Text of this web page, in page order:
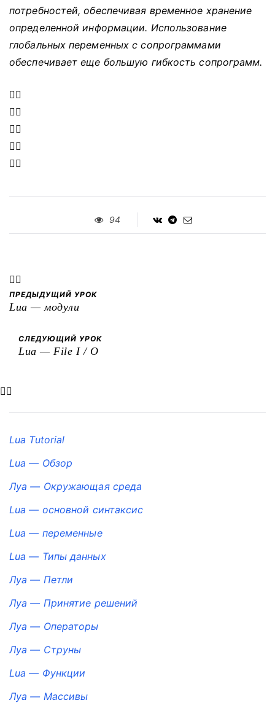
потребностей, обеспечивая временное хранение
определенной информации. Использование
глобальных переменных с сопрограммами
обеспечивает еще большую гибкость сопрограмм.
94
ПРЕДЫДУЩИЙ УРОК
Lua — модули
СЛЕДУЮЩИЙ УРОК
Lua — File I / O
Lua Tutorial
Lua — Обзор
Луа — Окружающая среда
Lua — основной синтаксис
Lua — переменные
Lua — Типы данных
Луа — Петли
Луа — Принятие решений
Луа — Операторы
Луа — Струны
Lua — Функции
Луа — Массивы